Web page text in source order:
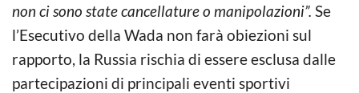
non ci sono state cancellature o manipolazioni”. Se
l’Esecutivo della Wada non farà obiezioni sul
rapporto, la Russia rischia di essere esclusa dalle
partecipazioni di principali eventi sportivi